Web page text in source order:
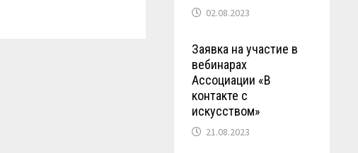
02.08.2023
Заявка на участие в
вебинарах
Ассоциации «В
контакте с
искусством»
21.08.2023